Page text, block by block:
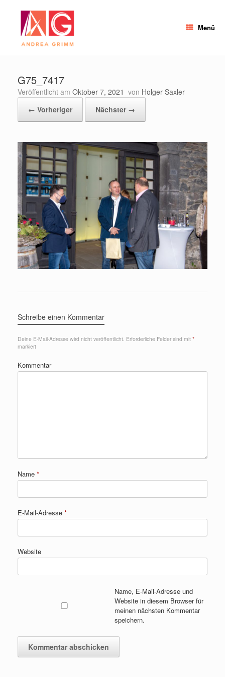
springen
Menü
G75_7417
Veröffentlicht am Oktober 7, 2021 von Holger Saxler
← Vorheriger
Nächster →
Schreibe einen Kommentar
Deine E-Mail-Adresse wird nicht veröffentlicht. Erforderliche Felder sind mit *
markiert
Kommentar
Name *
E-Mail-Adresse *
Website
Name, E-Mail-Adresse und
Website in diesem Browser für
meinen nächsten Kommentar
speichern.